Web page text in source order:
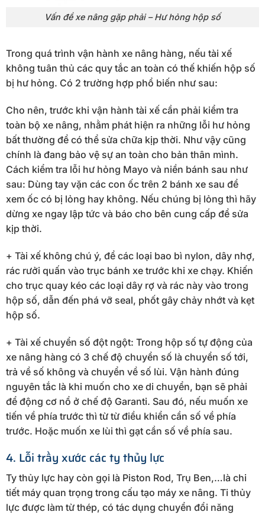
Vấn đề xe nâng gặp phải – Hư hỏng hộp số
Trong quá trình vận hành xe nâng hàng, nếu tài xế
không tuân thủ các quy tắc an toàn có thế khiến hộp số
bị hư hỏng. Có 2 trường hợp phổ biến như sau:
Cho nên, trước khi vận hành tài xế cần phải kiểm tra
toàn bộ xe nâng, nhằm phát hiện ra những lỗi hư hỏng
bất thường để có thể sửa chữa kịp thời. Như vậy cũng
chính là đang bảo vệ sự an toàn cho bản thân mình.
Cách kiểm tra lỗi hư hỏng Mayo và niền bánh sau như
sau: Dùng tay vặn các con ốc trên 2 bánh xe sau để
xem ốc có bị lỏng hay không. Nếu chúng bị lỏng thì hãy
dừng xe ngay lập tức và báo cho bên cung cấp để sửa
kịp thời.
+ Tài xế không chú ý, để các loại bao bì nylon, dây nhợ,
rác rưởi quấn vào trục bánh xe trước khi xe chạy. Khiến
cho trục quay kéo các loại dây rợ và rác này vào trong
hộp số, dẫn đến phá vỡ seal, phốt gây chảy nhớt và kẹt
hộp số.
+ Tài xế chuyển số đột ngột: Trong hộp số tự động của
xe nâng hàng có 3 chế độ chuyển số là chuyển số tới,
trả về số không và chuyển về số lùi. Vận hành đúng
nguyên tắc là khi muốn cho xe di chuyển, bạn sẽ phải
để động cơ nổ ở chế độ Garanti. Sau đó, nếu muốn xe
tiến về phía trước thì từ từ điều khiển cần số về phía
trước. Hoặc muốn xe lùi thì gạt cần số về phía sau.
4. Lỗi trầy xước các ty thủy lực
Ty thủy lực hay còn gọi là Piston Rod, Trụ Ben,…là chi
tiết máy quan trọng trong cấu tạo máy xe nâng. Ti thủy
lực được làm từ thép, có tác dụng chuyển đổi năng